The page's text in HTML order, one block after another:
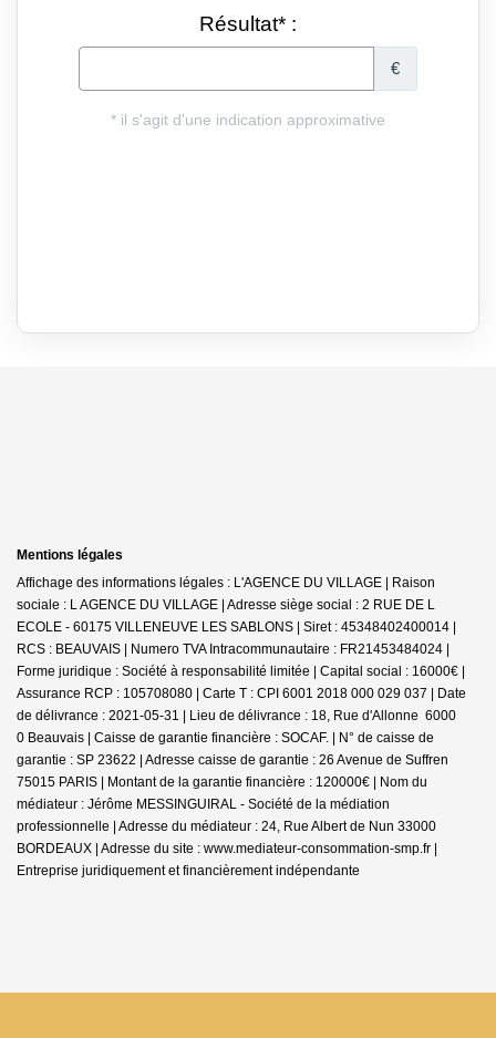
Mentions légales
Affichage des informations légales : L'AGENCE DU VILLAGE | Raison
sociale : L AGENCE DU VILLAGE | Adresse siège social : 2 RUE DE L
ECOLE - 60175 VILLENEUVE LES SABLONS | Siret : 45348402400014 |
RCS : BEAUVAIS | Numero TVA Intracommunautaire : FR21453484024 |
Forme juridique : Société à responsabilité limitée | Capital social : 16000€ |
Assurance RCP : 105708080 | Carte T : CPI 6001 2018 000 029 037 | Date
de délivrance : 2021-05-31 | Lieu de délivrance : 18, Rue d'Allonne 6000
0 Beauvais | Caisse de garantie financière : SOCAF. | N° de caisse de
garantie : SP 23622 | Adresse caisse de garantie : 26 Avenue de Suffren
75015 PARIS | Montant de la garantie financière : 120000€ | Nom du
médiateur : Jérôme MESSINGUIRAL - Société de la médiation
professionnelle | Adresse du médiateur : 24, Rue Albert de Nun 33000
BORDEAUX | Adresse du site : www.mediateur-consommation-smp.fr |
Entreprise juridiquement et financièrement indépendante